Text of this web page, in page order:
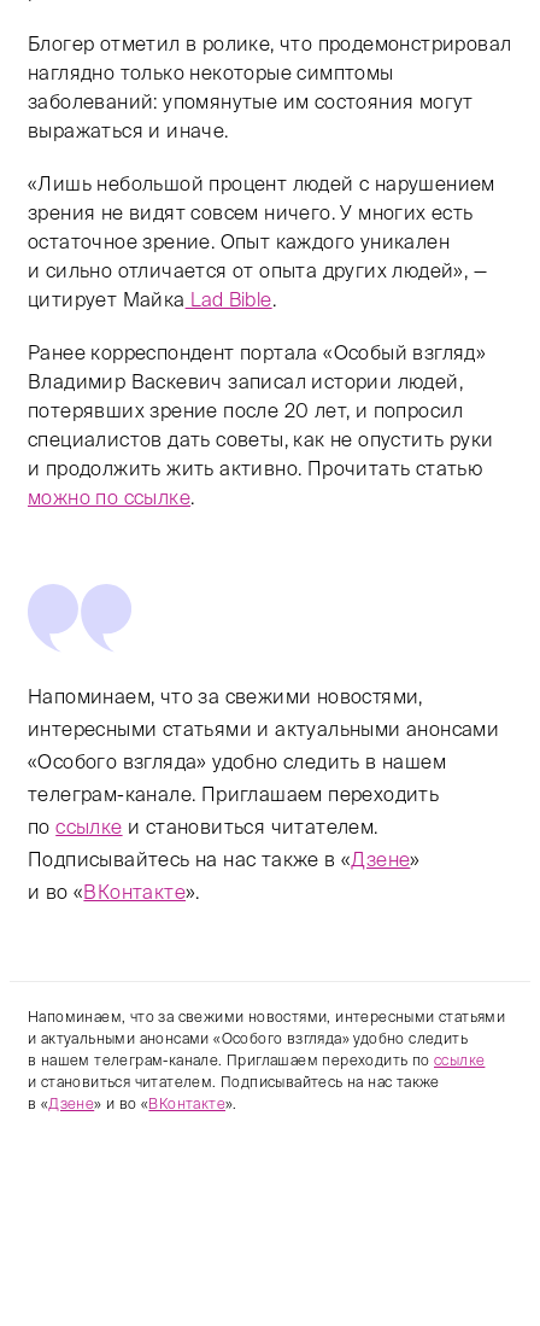
Блогер отметил в ролике, что продемонстрировал
наглядно только некоторые симптомы
заболеваний: упомянутые им состояния могут
выражаться и иначе.
«Лишь небольшой процент людей с нарушением
зрения не видят совсем ничего. У многих есть
остаточное зрение. Опыт каждого уникален
и сильно отличается от опыта других людей», —
цитирует Майка Lad Bible.
Ранее корреспондент портала «Особый взгляд»
Владимир Васкевич записал истории людей,
потерявших зрение после 20 лет, и попросил
специалистов дать советы, как не опустить руки
и продолжить жить активно. Прочитать статью
можно по ссылке.
Напоминаем, что за свежими новостями,
интересными статьями и актуальными анонсами
«Особого взгляда» удобно следить в нашем
телеграм-канале. Приглашаем переходить
поссылке и становиться читателем.
Подписывайтесь на нас также в «Дзене»
и во «ВКонтакте».
Напоминаем, что за свежими новостями, интересными статьями
и актуальными анонсами «Особого взгляда» удобно следить
в нашем телеграм-канале. Приглашаем переходить по ссылке
и становиться читателем. Подписывайтесь на нас также
в «Дзене» и во «ВКонтакте».